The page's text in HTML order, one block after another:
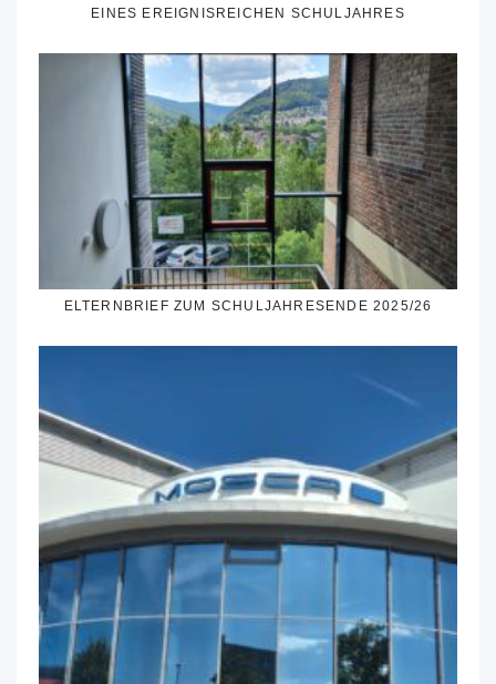
EINES EREIGNISREICHEN SCHULJAHRES
ELTERNBRIEF ZUM SCHULJAHRESENDE 2025/26